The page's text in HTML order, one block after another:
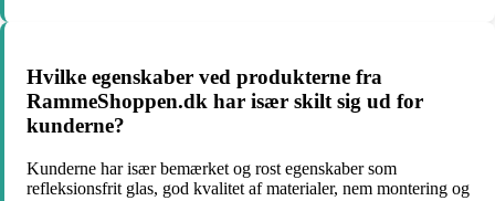
Hvilke egenskaber ved produkterne fra
RammeShoppen.dk har især skilt sig ud for
kunderne?
Kunderne har især bemærket og rost egenskaber som
refleksionsfrit glas, god kvalitet af materialer, nem montering og